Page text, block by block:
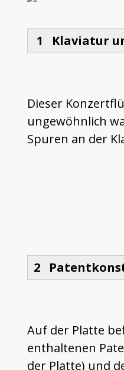
1 Klaviatur
Dieser
ungewöhnlich
Spuren an der
2
Auf der Platte
enthaltenen
der Platte) und